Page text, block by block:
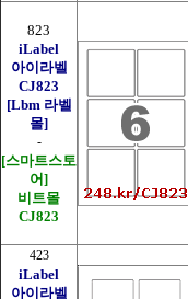
823
iLabel
아이라벨
CJ823
[Lbm 라벨
몰]
-
[스마트스토
어]
비트몰
CJ823
423
iLabel
아이라벨